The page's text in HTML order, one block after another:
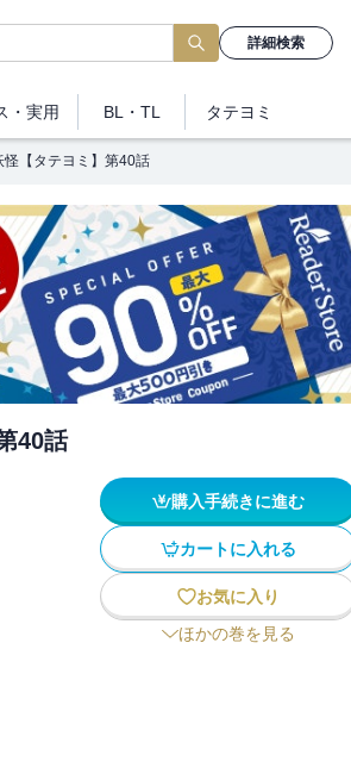
詳細検索
・実用 BL・TL タテヨミ
怪【タテヨミ】第40話
40話
購入手続きに進む
カートに入れる
お気に入り
ほかの巻を見る